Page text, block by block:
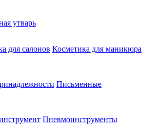
утварь
для салонов Косметика для маникюра
Письменные
Пневмоинструменты